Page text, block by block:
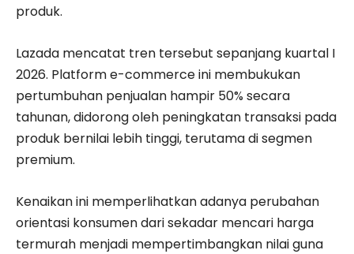
produk.
Lazada mencatat tren tersebut sepanjang kuartal I
2026. Platform e-commerce ini membukukan
pertumbuhan penjualan hampir 50% secara
tahunan, didorong oleh peningkatan transaksi pada
produk bernilai lebih tinggi, terutama di segmen
premium.
Kenaikan ini memperlihatkan adanya perubahan
orientasi konsumen dari sekadar mencari harga
termurah menjadi mempertimbangkan nilai guna